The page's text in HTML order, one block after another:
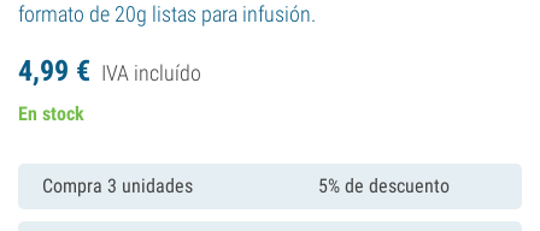
formato de 20g listas para infusión.
4,99 € IVA incluído
En stock
Compra 3 unidades 5% de descuento